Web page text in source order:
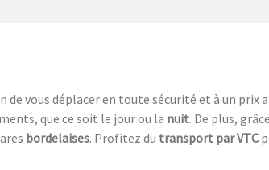
vous déplacer en toute sécurité et à un prix
que ce soit le jour ou la nuit. De plus,
bordelaises. Profitez du transport par VTC